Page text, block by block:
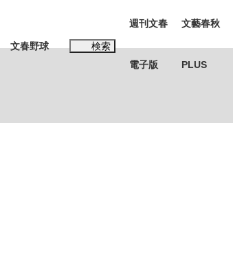
文春野球 検索
週刊文春
電子版
文藝春秋
PLUS